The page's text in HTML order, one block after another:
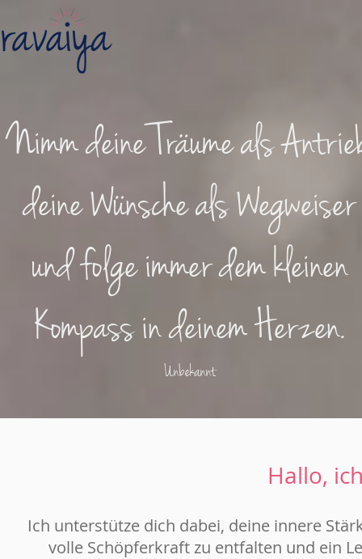
Nimm deine Träume als
deine Wünsche als Wegweiser
und folge immer dem kleinen
Kompass in deinem Herzen.
Unbekannt
Hallo,
Ich unterstütze dich dabei, deine innere
volle Schöpferkraft zu entfalten und ein